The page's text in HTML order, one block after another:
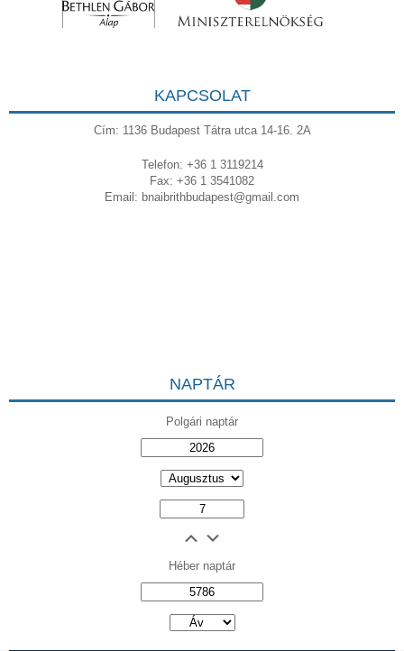
KAPCSOLAT
Cím: 1136 Budapest Tátra utca 14-16. 2A
Telefon: +36 1 3119214
Fax: +36 1 3541082
Email: bnaibrithbudapest@gmail.com
NAPTÁR
Polgári naptár
Héber naptár